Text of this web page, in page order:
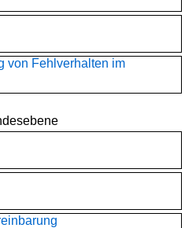
von Fehlverhalten im